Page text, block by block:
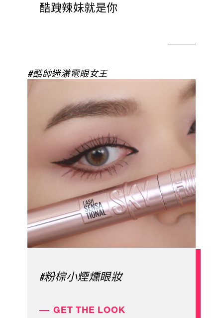
酷跩辣妹就是你
#酷帥迷濛電眼女王
#粉棕小煙燻眼妝
GET THE LOOK